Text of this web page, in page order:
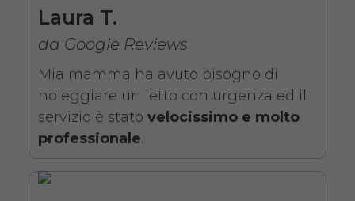
completo di sponde di
contenimento con materasso
antidecubito. Noleggio
minimo 7 giorni da 109 euro.
COSTO NOLEGGIO
da 109,01€
Laura T.
da Google Reviews
Mia mamma ha avuto bisogno di
noleggiare un letto con urgenza ed il
servizio è statovelocissimo e molto
professionale.